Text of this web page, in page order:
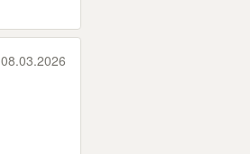
08.03.2026